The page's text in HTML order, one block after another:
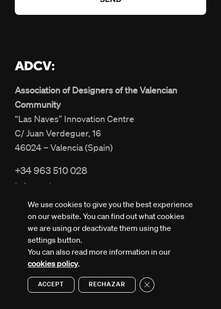
Association of Designers of the Valencian
Community
“Las Naves” Innovation Centre
C/ Juan Verdeguer, 16
46024 – Valencia (Spain)
+34 963 510 028
info@adcv.com
All rights reserved © ADCV Privacy policy
We use cookies to give you the best experience
on our website. You can find out what cookies
we are using or deactivate them using the
settings button.
You can also read more information in our
cookies policy.
ACCEPT RECHAZAR Close GDPR Cookie